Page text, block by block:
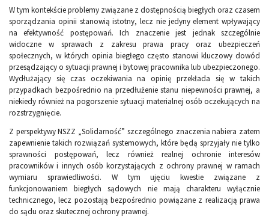
W tym kontekście problemy związane z dostępnością biegłych oraz czasem
sporządzania opinii stanowią istotny, lecz nie jedyny element wpływający
na efektywność postępowań. Ich znaczenie jest jednak szczególnie
widoczne w sprawach z zakresu prawa pracy oraz ubezpieczeń
społecznych, w których opinia biegłego często stanowi kluczowy dowód
przesądzający o sytuacji prawnej i bytowej pracownika lub ubezpieczonego.
Wydłużający się czas oczekiwania na opinię przekłada się w takich
przypadkach bezpośrednio na przedłużenie stanu niepewności prawnej, a
niekiedy również na pogorszenie sytuacji materialnej osób oczekujących na
rozstrzygnięcie.
Z perspektywy NSZZ „Solidarność” szczególnego znaczenia nabiera zatem
zapewnienie takich rozwiązań systemowych, które będą sprzyjały nie tylko
sprawności postępowań, lecz również realnej ochronie interesów
pracowników i innych osób korzystających z ochrony prawnej w ramach
wymiaru sprawiedliwości. W tym ujęciu kwestie związane z
funkcjonowaniem biegłych sądowych nie mają charakteru wyłącznie
technicznego, lecz pozostają bezpośrednio powiązane z realizacją prawa
do sądu oraz skutecznej ochrony prawnej.